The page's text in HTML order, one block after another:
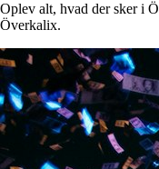
Oplev alt, hvad der sker i
Överkalix.